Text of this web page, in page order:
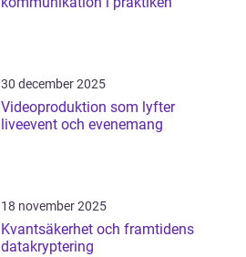
30 december 2025
Videoproduktion som lyfter
liveevent och evenemang
18 november 2025
Kvantsäkerhet och framtidens
datakryptering